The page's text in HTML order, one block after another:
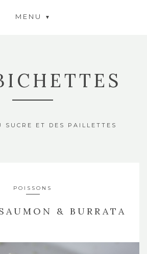
MENU
SUCRE ET DES PAILLETTES
POISSONS
& BURRATA